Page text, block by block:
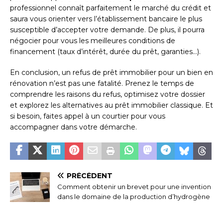
professionnel connaît parfaitement le marché du crédit et
saura vous orienter vers l’établissement bancaire le plus
susceptible d’accepter votre demande. De plus, il pourra
négocier pour vous les meilleures conditions de
financement (taux d’intérêt, durée du prêt, garanties…).
En conclusion, un refus de prêt immobilier pour un bien en
rénovation n’est pas une fatalité. Prenez le temps de
comprendre les raisons du refus, optimisez votre dossier
et explorez les alternatives au prêt immobilier classique. Et
si besoin, faites appel à un courtier pour vous
accompagner dans votre démarche.
PRÉCÉDENT
Comment obtenir un brevet pour une invention
dans le domaine de la production d’hydrogène